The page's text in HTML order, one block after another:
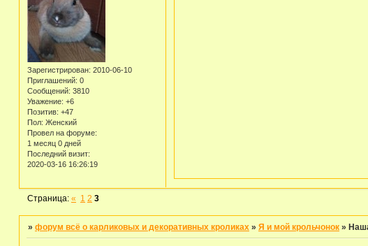
Зарегистрирован: 2010-06-10
Приглашений: 0
Сообщений: 3810
Уважение: +6
Позитив: +47
Пол: Женский
Провел на форуме:
1 месяц 0 дней
Последний визит:
2020-03-16 16:26:19
Страница: « 1 2 3
» форум всё о карликовых и декоративных кроликах » Я и мой крольчонок »